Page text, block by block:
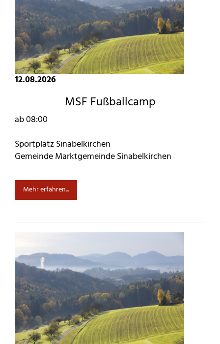
12.08.2026
MSF Fußballcamp
ab 08:00
Sportplatz Sinabelkirchen
Gemeinde Marktgemeinde Sinabelkirchen
Mehr erfahren...